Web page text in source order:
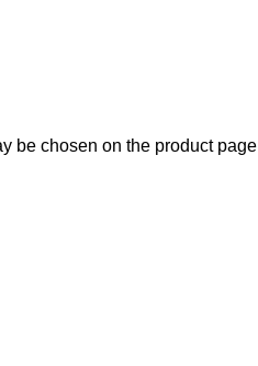
be chosen on the product page